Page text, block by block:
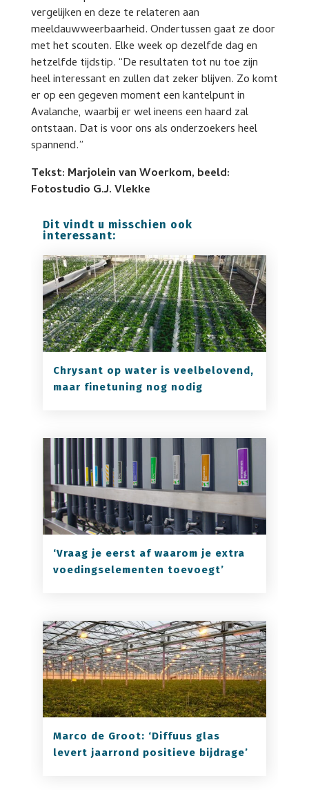
vergelijken en deze te relateren aan
meeldauwweerbaarheid. Ondertussen gaat ze door
met het scouten. Elke week op dezelfde dag en
hetzelfde tijdstip. “De resultaten tot nu toe zijn
heel interessant en zullen dat zeker blijven. Zo komt
er op een gegeven moment een kantelpunt in
Avalanche, waarbij er wel ineens een haard zal
ontstaan. Dat is voor ons als onderzoekers heel
spannend.”
Tekst: Marjolein van Woerkom, beeld:
Fotostudio G.J. Vlekke
Dit vindt u misschien ook
interessant:
Chrysant op water is veelbelovend,
maar finetuning nog nodig
‘Vraag je eerst af waarom je extra
voedingselementen toevoegt’
Marco de Groot: ‘Diffuus glas
levert jaarrond positieve bijdrage’